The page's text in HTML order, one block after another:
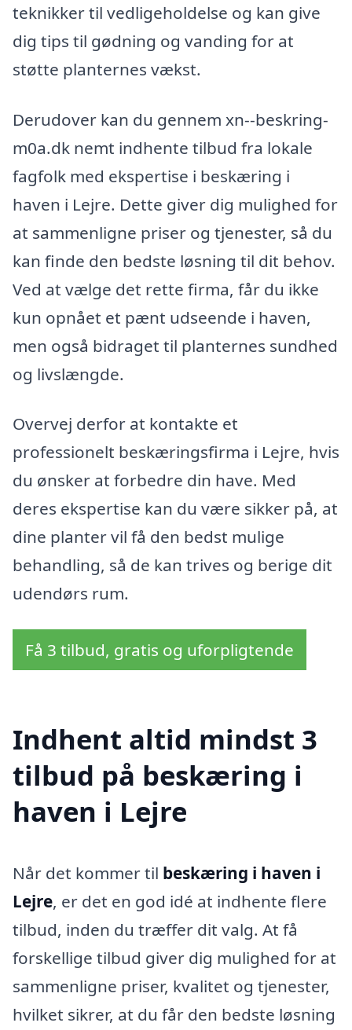
teknikker til vedligeholdelse og kan give
dig tips til gødning og vanding for at
støtte planternes vækst.
Derudover kan du gennem xn--beskring-
m0a.dk nemt indhente tilbud fra lokale
fagfolk med ekspertise i beskæring i
haven i Lejre. Dette giver dig mulighed for
at sammenligne priser og tjenester, så du
kan finde den bedste løsning til dit behov.
Ved at vælge det rette firma, får du ikke
kun opnået et pænt udseende i haven,
men også bidraget til planternes sundhed
og livslængde.
Overvej derfor at kontakte et
professionelt beskæringsfirma i Lejre, hvis
du ønsker at forbedre din have. Med
deres ekspertise kan du være sikker på, at
dine planter vil få den bedst mulige
behandling, så de kan trives og berige dit
udendørs rum.
Få 3 tilbud, gratis og uforpligtende
Indhent altid mindst 3
tilbud på beskæring i
haven i Lejre
Når det kommer til beskæring i haven i
Lejre, er det en god idé at indhente flere
tilbud, inden du træffer dit valg. At få
forskellige tilbud giver dig mulighed for at
sammenligne priser, kvalitet og tjenester,
hvilket sikrer, at du får den bedste løsning